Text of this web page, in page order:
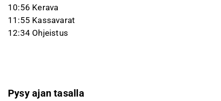
10:56 Kerava
11:55 Kassavarat
12:34 Ohjeistus
Pysy ajan tasalla